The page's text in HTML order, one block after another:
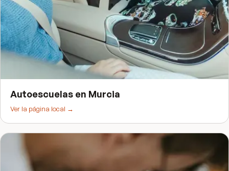
Autoescuelas en Murcia
Ver la página local →